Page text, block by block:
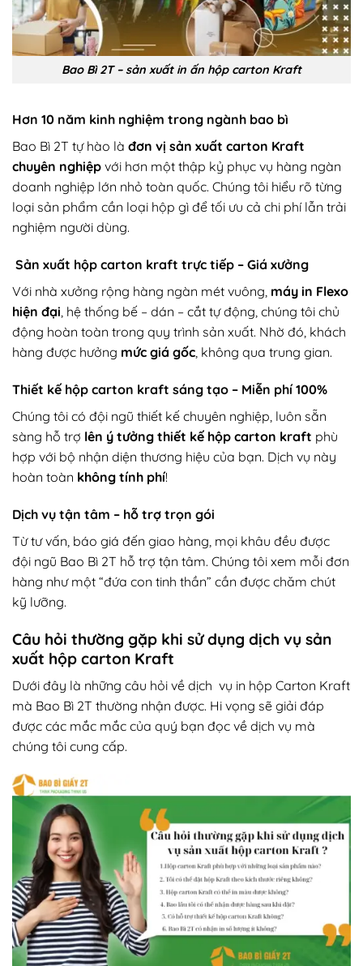
Bao Bì 2T – sản xuất in ấn hộp carton Kraft
Hơn 10 năm kinh nghiệm trong ngành bao bì
Bao Bì 2T tự hào là đơn vị sản xuất carton Kraft
chuyên nghiệp với hơn một thập kỷ phục vụ hàng ngàn
doanh nghiệp lớn nhỏ toàn quốc. Chúng tôi hiểu rõ từng
loại sản phẩm cần loại hộp gì để tối ưu cả chi phí lẫn trải
nghiệm người dùng.
Sản xuất hộp carton kraft trực tiếp – Giá xưởng
Với nhà xưởng rộng hàng ngàn mét vuông, máy in Flexo
hiện đại, hệ thống bế – dán – cắt tự động, chúng tôi chủ
động hoàn toàn trong quy trình sản xuất. Nhờ đó, khách
hàng được hưởng mức giá gốc, không qua trung gian.
Thiết kế hộp carton kraft sáng tạo – Miễn phí 100%
Chúng tôi có đội ngũ thiết kế chuyên nghiệp, luôn sẵn
sàng hỗ trợ lên ý tưởng thiết kế hộp carton kraft phù
hợp với bộ nhận diện thương hiệu của bạn. Dịch vụ này
hoàn toàn không tính phí!
Dịch vụ tận tâm – hỗ trợ trọn gói
Từ tư vấn, báo giá đến giao hàng, mọi khâu đều được
đội ngũ Bao Bì 2T hỗ trợ tận tâm. Chúng tôi xem mỗi đơn
hàng như một “đứa con tinh thần” cần được chăm chút
kỹ lưỡng.
Câu hỏi thường gặp khi sử dụng dịch vụ sản
xuất hộp carton Kraft
Dưới đây là những câu hỏi về dịch vụ in hộp Carton Kraft
mà Bao Bì 2T thường nhận được. Hi vọng sẽ giải đáp
được các mắc mắc của quý bạn đọc về dịch vụ mà
chúng tôi cung cấp.